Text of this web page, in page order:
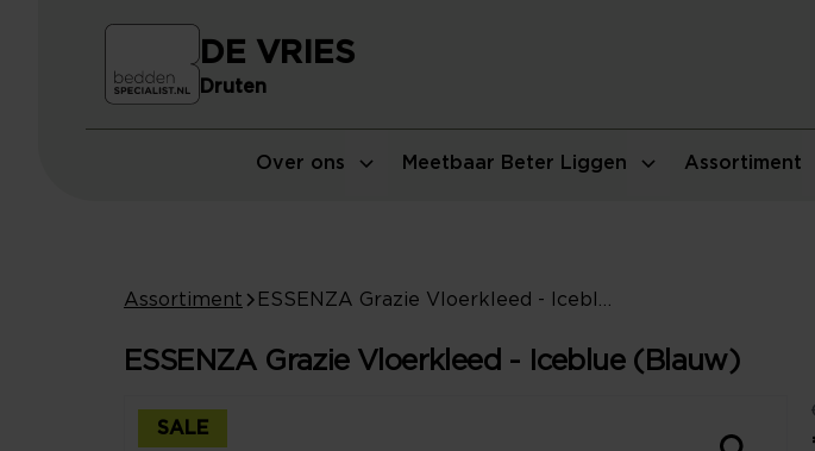
Over ons Meetbaar Beter Liggen Assortiment
DE VRIES
Druten
Assortiment
ESSENZA Grazie Vloerkleed - Iceblue (Blauw)
SALE